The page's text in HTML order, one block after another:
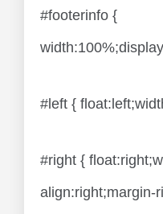
#footerinfo {
#left {
#right {
align:right;margin-